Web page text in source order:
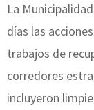
La
días las
trabajos de
corredores
incluyeron